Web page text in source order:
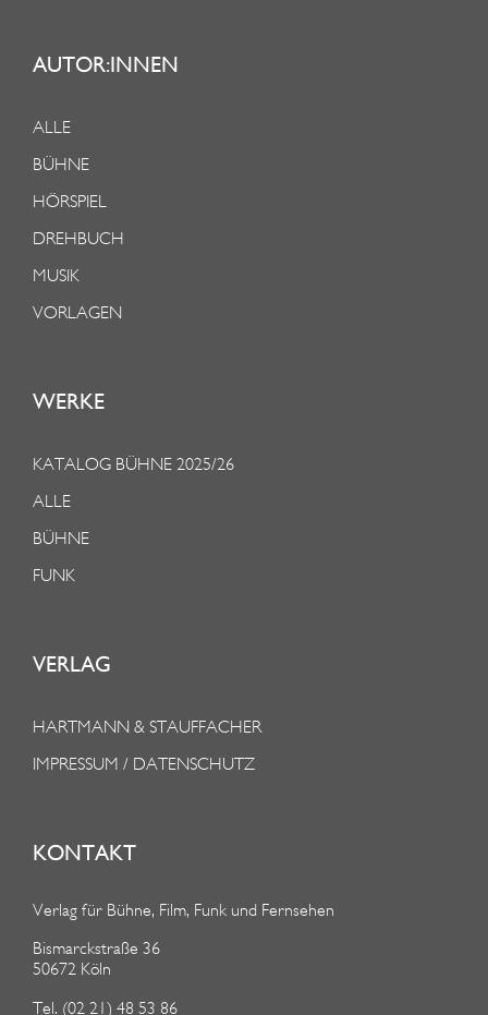
AUTOR:INNEN
ALLE
BÜHNE
HÖRSPIEL
DREHBUCH
MUSIK
VORLAGEN
WERKE
KATALOG BÜHNE 2025/26
ALLE
BÜHNE
FUNK
VERLAG
HARTMANN & STAUFFACHER
IMPRESSUM / DATENSCHUTZ
KONTAKT
Verlag für Bühne, Film, Funk und Fernsehen
Bismarckstraße 36
50672 Köln
Tel. (02 21) 48 53 86